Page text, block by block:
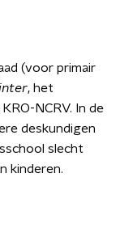
(voor primair
, het
NCRV. In de
deskundigen
slecht
kinderen.